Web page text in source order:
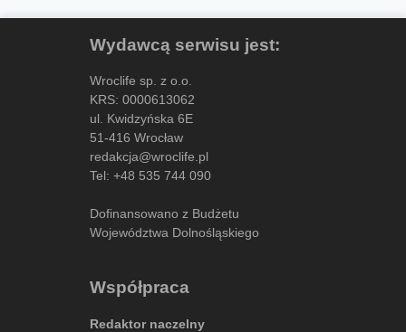
Wydawcą serwisu jest:
Wroclife sp. z o.o.
KRS: 0000613062
ul. Kwidzyńska 6E
51-416 Wrocław
redakcja@wroclife.pl
Tel: +48 535 744 090
Dofinansowano z Budżetu
Województwa Dolnośląskiego
Współpraca
Redaktor naczelny